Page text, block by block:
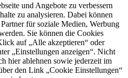
und Angebote zu verbessern
zu analysieren. Dabei können
für soziale Medien, Werbung
Sie können die Cookies
auf „Alle akzeptieren“ oder
„Einstellungen anzeigen“. Nicht
hier ablehnen sowie jederzeit im
den Link „Cookie Einstellungen“